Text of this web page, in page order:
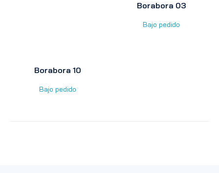
Borabora 03
Bajo pedido
Borabora 10
Bajo pedido